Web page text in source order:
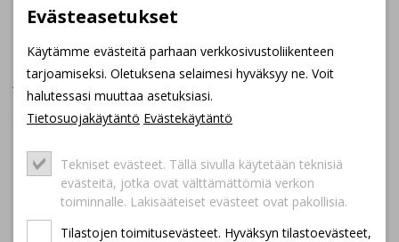
käydä ostamassa tai poimimassa välipalamarjat
http://www.yrjolanmarjatila.fi/
Jatka kohti Sasin kylää ja edelleen Ylä-Pinsiön vireään
pikkukylään. Sasintien varrella on hauska ympäristötaideteos
Yltä ja alta, jota voi tutkailla konkreettisesti sen valleilla
kurkistelemalla.
alta-up/
Tämän jälkeen onkin aika palata jälleen tielle E12 ja suunnata
kohti Tamperetta.
Evästeasetukset
Käytämme evästeitä parhaan verkkosivustoliikenteen
tarjoamiseksi. Oletuksena selaimesi hyväksyy ne. Voit
halutessasi muuttaa asetuksiasi.
Tietosuojakäytäntö Evästekäytäntö
Tekniset evästeet. Tällä sivulla käytetään teknisiä
evästeitä, jotka ovat välttämättömiä verkon
toiminnalle. Lakisääteiset evästeet ovat pakollisia.
Tilastojen toimitusevästeet. Hyväksyn tilastoevästeet,